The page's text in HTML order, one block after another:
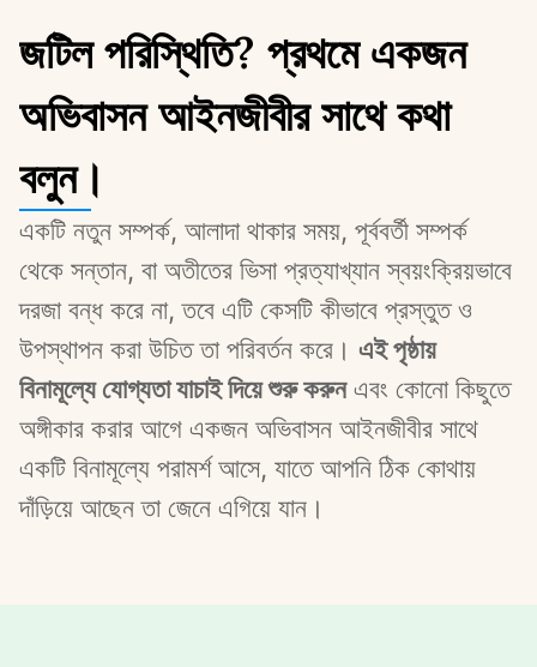
জটিল পরিস্থিতি? প্রথমে একজন
অভিবাসন আইনজীবীর সাথে কথা
বলুন।
একটি নতুন সম্পর্ক, আলাদা থাকার সময়, পূর্ববর্তী সম্পর্ক
থেকে সন্তান, বা অতীতের ভিসা প্রত্যাখ্যান স্বয়ংক্রিয়ভাবে
দরজা বন্ধ করে না, তবে এটি কেসটি কীভাবে প্রস্তুত ও
উপস্থাপন করা উচিত তা পরিবর্তন করে। এই পৃষ্ঠায়
বিনামূল্যে যোগ্যতা যাচাই দিয়ে শুরু করুন এবং কোনো কিছুতে
অঙ্গীকার করার আগে একজন অভিবাসন আইনজীবীর সাথে
একটি বিনামূল্যে পরামর্শ আসে, যাতে আপনি ঠিক কোথায়
দাঁড়িয়ে আছেন তা জেনে এগিয়ে যান।